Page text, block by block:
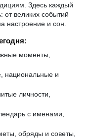
Здесь каждый
от великих событий
настроение и сон.
моменты,
национальные и
личности,
с именами,
обряды и советы,